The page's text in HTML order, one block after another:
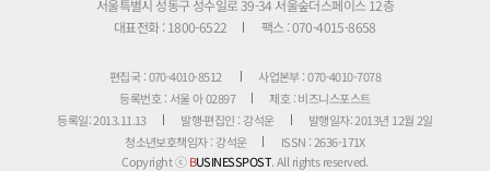
서울특별시 성동구 성수일로 39-34 서울숲더스페이스 12층
대표전화 : 1800-6522
팩스 : 070-4015-8658
편집국 : 070-4010-8512
사업본부 : 070-4010-7078
등록번호 : 서울 아 02897
제호 : 비즈니스포스트
등록일: 2013.11.13
발행·편집인 : 강석운
발행일자: 2013년 12월 2일
청소년보호책임자 : 강석운
ISSN : 2636-171X
Copyright ⓒBUSINESSPOST. All rights reserved.